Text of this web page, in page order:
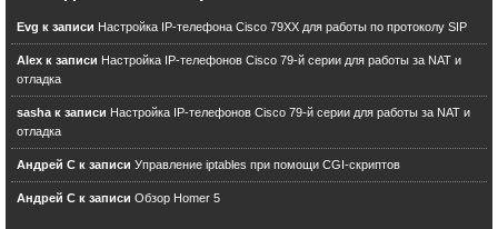
Virtualization Experience Infrastructure
Blue.box
Wi-Max
T.30
Безопасность. Мошенничество
Audiocodes
SPA8000
Borderless Networks
Digium
Evg к записи Настройка IP-телефона Cisco 79XX для работы по протоколу SIP
Alex к записи Настройка IP-телефонов Cisco 79-й серии для работы за NAT и
отладка
sasha к записи Настройка IP-телефонов Cisco 79-й серии для работы за NAT и
отладка
Андрей С к записи Управление iptables при помощи CGI-скриптов
Андрей С к записи Обзор Homer 5